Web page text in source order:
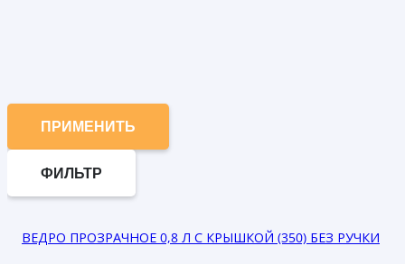
ПРИМЕНИТЬ
ФИЛЬТР
ВЕДРО ПРОЗРАЧНОЕ 0,8 Л С КРЫШКОЙ (350) БЕЗ РУЧКИ